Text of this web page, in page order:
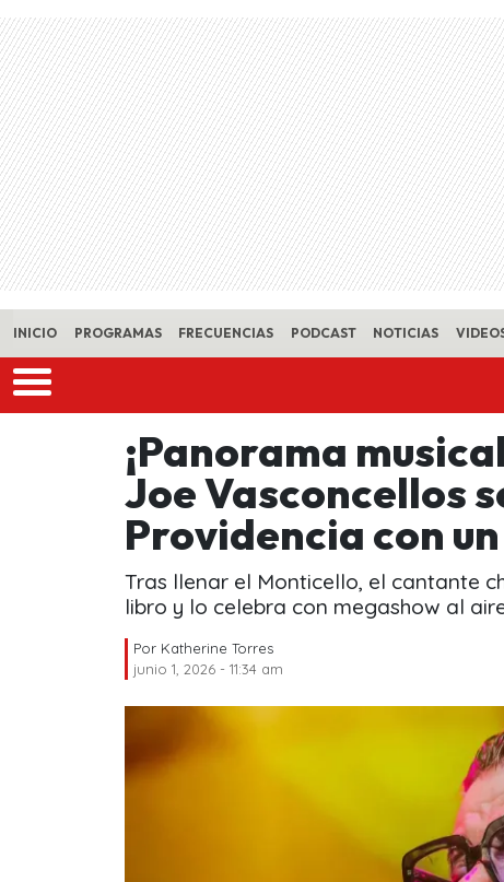
Skip to main content
INICIO PROGRAMAS FRECUENCIAS PODCAST NOTICIAS
¡Panorama
Joe Vasconcellos
Providencia con
Tras llenar el Monticello, el cantante
libro y lo celebra con megashow al
Por Katherine Torres
junio 1, 2026 - 11:34 am